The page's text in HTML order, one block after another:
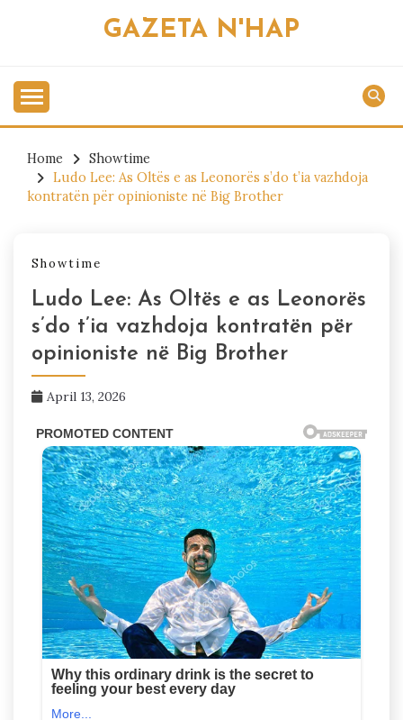
GAZETA N'HAP
Home
Showtime
Ludo Lee: As Oltës e as Leonorës s’do t’ia vazhdoja
kontratën për opinioniste në Big Brother
Showtime
Ludo Lee: As Oltës e as Leonorës
s’do t’ia vazhdoja kontratën për
opinioniste në Big Brother
April 13, 2026